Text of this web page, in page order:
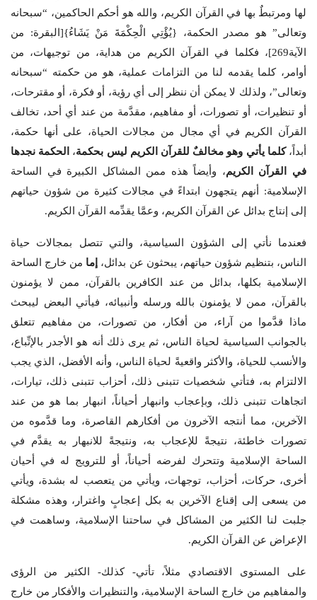
لها ومرتبطٌ بها في القرآن الكريم، والله هو أحكم الحاكمين، “سبحانه
وتعالى” هو مصدر الحكمة، {يُؤْتِي الْحِكْمَةَ مَنْ يَشَاءُ}[البقرة: من
الآية269]، فكلما في القرآن الكريم من هداية، من توجيهات، من
أوامر، كلما يقدمه لنا من التزامات عملية، هو من حكمته “سبحانه
وتعالى”، ولذلك لا يمكن أن ننظر إلى أي رؤية، أو فكرة، أو مقترحات،
أو تنظيرات، أو تصورات، أو مفاهيم، مقدَّمة من عند أي أحد، تخالف
القرآن الكريم في أي مجال من مجالات الحياة، على أنها حكمة،
أبداً،كلما يأتي وهو مخالفٌ للقرآن الكريم ليس بحكمة،
الحكمة نجدها
في القرآن الكريم، وأيضاً هذه ممن المشاكل الكبيرة في الساحة
الإسلامية: أنهم يتجهون ابتداءً في مجالات كثيرة من شؤون حياتهم
إلى إنتاج بدائل عن القرآن الكريم، وعمَّا يقدِّمه القرآن الكريم.
فعندما نأتي إلى الشؤون السياسية، والتي تتصل بمجالات حياة
الناس، بتنظيم شؤون حياتهم، يبحثون عن بدائل، إما من خارج الساحة
الإسلامية بكلها، بدائل من عند الكافرين بالقرآن، ممن لا يؤمنون
بالقرآن، ممن لا يؤمنون بالله ورسله وأنبيائه، فيأتي البعض ليبحث
ماذا قدَّموا من آراء، من أفكار، من تصورات، من مفاهيم تتعلق
بالجوانب السياسية لحياة الناس، ثم يرى ذلك أنه هو الأجدر بالإتِّباع،
والأنسب للحياة، والأكثر واقعيةً لحياة الناس، وأنه الأفضل، الذي يجب
الالتزام به، فتأتي شخصيات تتبنى ذلك، أحزاب تتبنى ذلك، تيارات،
اتجاهات تتبنى ذلك، وبإعجاب وانبهار أحياناً، انبهار بما هو من عند
الآخرين، مما أنتجه الآخرون من أفكارهم القاصرة، وما قدَّموه من
تصورات خاطئة، نتيجةً للإعجاب به، ونتيجةً للانبهار به يقدَّم في
الساحة الإسلامية وتتحرك لفرضه أحياناً، أو للترويج له في أحيان
أخرى، حركات، أحزاب، توجهات، ويأتي من يتعصب له بشدة، ويأتي
من يسعى إلى إقناع الآخرين به بكل إعجابٍ واغترار، وهذه مشكلة
جلبت لنا الكثير من المشاكل في ساحتنا الإسلامية، وساهمت في
الإعراض عن القرآن الكريم.
على المستوى الاقتصادي مثلاً، تأتي- كذلك- الكثير من الرؤى
والمفاهيم من خارج الساحة الإسلامية، والتنظيرات والأفكار من خارج